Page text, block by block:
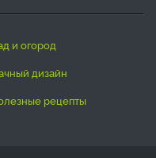
и огород
дизайн
рецепты